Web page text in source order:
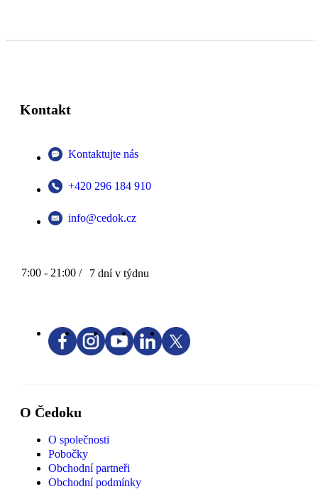
Kontakt
Kontaktujte nás
+420 296 184 910
info@cedok.cz
7:00 - 21:00 / 7 dní v týdnu
O Čedoku
O společnosti
Pobočky
Obchodní partneři
Obchodní podmínky